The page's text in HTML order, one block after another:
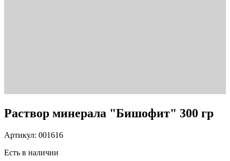
Раствор минерала "Бишофит" 300 гр
Артикул: 001616
Есть в наличии